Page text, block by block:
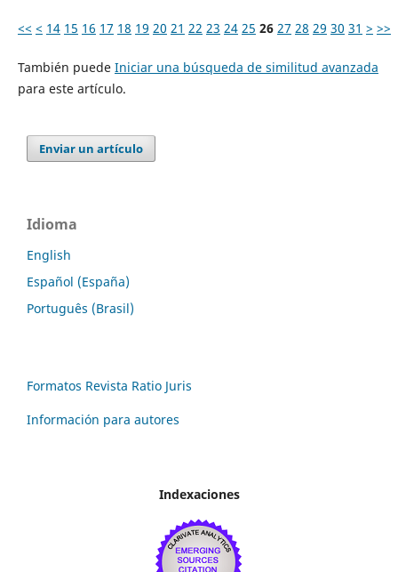
<< < 14 15 16 17 18 19 20 21 22 23 24 25 26 27 28 29 30 31 > >>
También puede Iniciar una búsqueda de similitud avanzada
para este artículo.
Enviar un artículo
Idioma
English
Español (España)
Português (Brasil)
Formatos Revista Ratio Juris
Información para autores
Indexaciones